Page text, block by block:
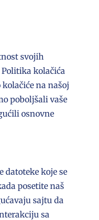
svojih
kolačića
na našoj
poboljšali vaše
osnovne
datoteke koje se
posetite naš
sajtu da
sa